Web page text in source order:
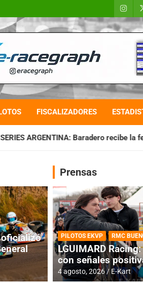
FISCALIZADORES
recibe la fecha especial con
oficializó
Prensas
PILOTOS EKVP RMC
LGUIMARD
con señales
4 agosto, 2026 E-Kart